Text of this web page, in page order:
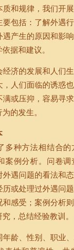
和规律，我们开
要包括：了解外遇
遇产生的原因和影
据和建议。
经济的发展和人们
人们面临的诱惑
或压抑，容易寻
的发生。
多种方法相结合的
案例分析。问卷
外遇问题的看法和
历或处理过外遇问
和感受；案例分析
，总结经验教训。
年龄、性别、职业